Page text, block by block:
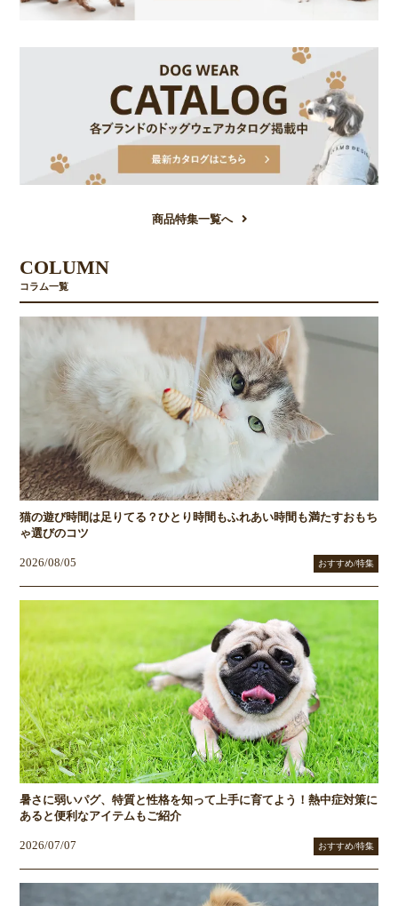
お買い物を続ける カートへ進む
商品特集一覧へ
COLUMN
コラム一覧
猫の遊び時間は足りてる？ひとり時間もふれあい時間も満たすおもち
ゃ選びのコツ
2026/08/05 おすすめ/特集
暑さに弱いパグ、特質と性格を知って上手に育てよう！熱中症対策に
あると便利なアイテムもご紹介
2026/07/07 おすすめ/特集